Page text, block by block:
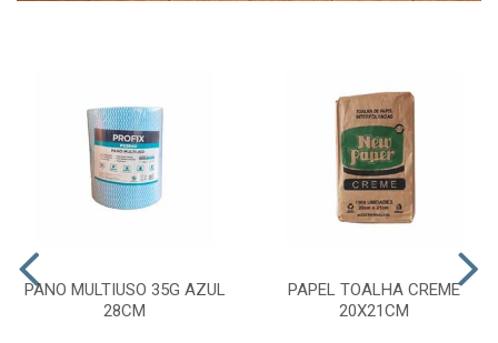
PANO MULTIUSO 35G AZUL
28CM
PAPEL TOALHA CREME
20X21CM